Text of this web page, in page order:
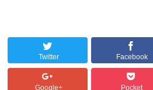
Twitter Facebook
Google+ Pocket